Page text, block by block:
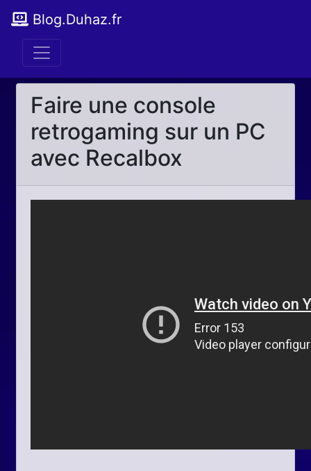
Blog.Duhaz.fr
Faire une console
retrogaming sur un PC
avec Recalbox